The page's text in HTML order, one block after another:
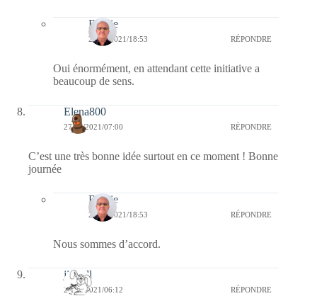
Bernie
27/01/2021/18:53 RÉPONDRE
Oui énormément, en attendant cette initiative a
beaucoup de sens.
Elena800
27/01/2021/07:00 RÉPONDRE
C’est une très bonne idée surtout en ce moment ! Bonne
journée
Bernie
27/01/2021/18:53 RÉPONDRE
Nous sommes d’accord.
jill bill
27/01/2021/06:12 RÉPONDRE